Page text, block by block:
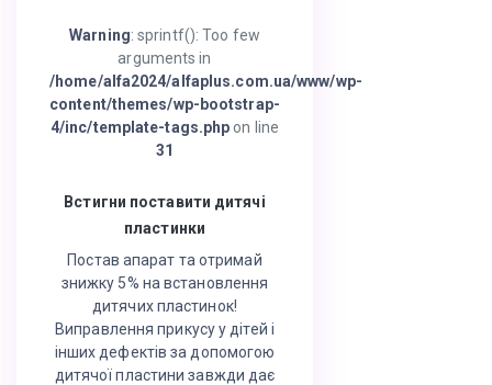
Warning: sprintf(): Too few
arguments in
/home/alfa2024/alfaplus.com.ua/www/wp-
content/themes/wp-bootstrap-
4/inc/template-tags.php on line
31
Встигни поставити дитячі
пластинки
Постав апарат та отримай
знижку 5% на встановлення
дитячих пластинок!
Виправлення прикусу у дітей і
інших дефектів за допомогою
дитячої пластини завжди дає